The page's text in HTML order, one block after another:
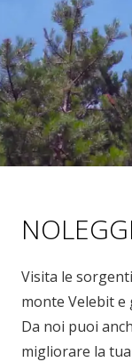
Visita le
monte Velebit e
Da noi puoi
migliorare la